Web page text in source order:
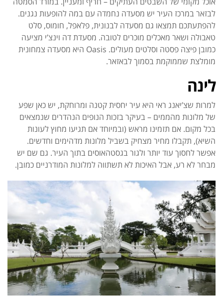
לבזאר במרכז העיר יש מסעדה נחמדה עם במה להופעות נגנים.
להפתעתכם תמצאו גם מסעדה לבנונית, פלאפל, חומוס, סלט
טאבולה ושאר מאכלים מוכרים לטובה. מסעדת דה וינצ’י מציעה
כמובן פיצה פסטה וסלטים מעולים.
Oasis היא מסעדה צמחונית
מומלצת שממוקמת בסמוך לבאזאר.
לינה
למרות שצ’יאנג ראי היא עיר יחסית קטנה ומרוחקת, יש כאן שפע
של מלונות מהממים – בעיקר בזכות הנופים הנהדרים שנמצאים
בכל מקום. אם תזמינו מראש (ובמיוחד אם תגיעו מחוץ לעונות
השיא), תקבלו מחיר מצחיק בשביל מלונות מדהימים וחדשים.
אפשר לחסוך עוד יותר ולגור בגסטהאוסים בתוך העיר. גם שם יש
מבחר לא רע, אבל האיכות לא תשתווה למלונות המודרניים כמובן.